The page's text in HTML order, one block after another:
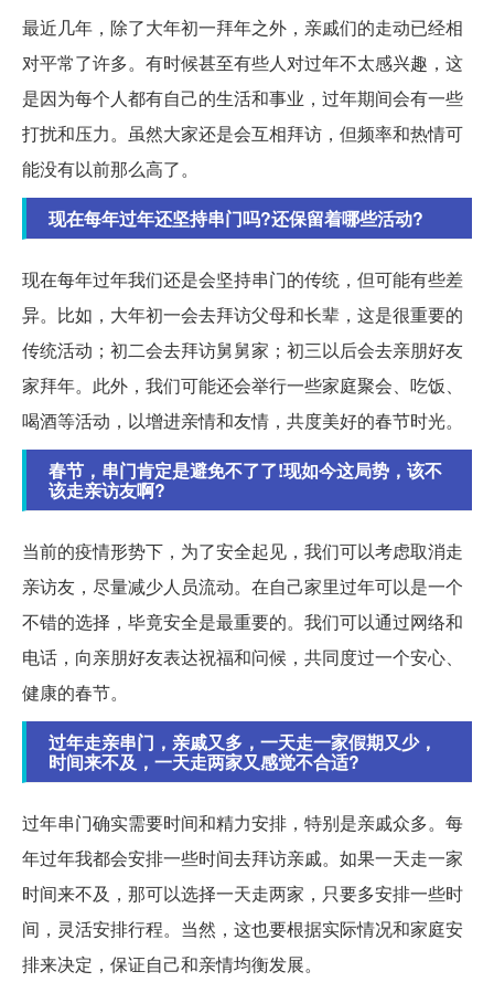
最近几年，除了大年初一拜年之外，亲戚们的走动已经相
对平常了许多。有时候甚至有些人对过年不太感兴趣，这
是因为每个人都有自己的生活和事业，过年期间会有一些
打扰和压力。虽然大家还是会互相拜访，但频率和热情可
能没有以前那么高了。
现在每年过年还坚持串门吗?还保留着哪些活动?
现在每年过年我们还是会坚持串门的传统，但可能有些差
异。比如，大年初一会去拜访父母和长辈，这是很重要的
传统活动；初二会去拜访舅舅家；初三以后会去亲朋好友
家拜年。此外，我们可能还会举行一些家庭聚会、吃饭、
喝酒等活动，以增进亲情和友情，共度美好的春节时光。
春节，串门肯定是避免不了了!现如今这局势，该不
该走亲访友啊?
当前的疫情形势下，为了安全起见，我们可以考虑取消走
亲访友，尽量减少人员流动。在自己家里过年可以是一个
不错的选择，毕竟安全是最重要的。我们可以通过网络和
电话，向亲朋好友表达祝福和问候，共同度过一个安心、
健康的春节。
过年走亲串门，亲戚又多，一天走一家假期又少，
时间来不及，一天走两家又感觉不合适?
过年串门确实需要时间和精力安排，特别是亲戚众多。每
年过年我都会安排一些时间去拜访亲戚。如果一天走一家
时间来不及，那可以选择一天走两家，只要多安排一些时
间，灵活安排行程。当然，这也要根据实际情况和家庭安
排来决定，保证自己和亲情均衡发展。